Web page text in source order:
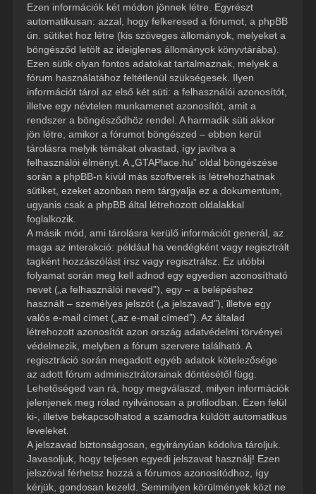
Ezen információk két módon jönnek létre. Egyrészt
automatikusan: azzal, hogy felkeresed a fórumot, a phpBB
ún. sütiket hoz létre (kis szöveges állományok, melyeket a
böngésződ letölt az ideiglenes állományok könyvtárába).
Ezen sütik olyan fontos adatokat tartalmaznak, melyek a
fórum használatához feltétlenül szükségesek. Ilyen
információt tárol az első két süti: a felhasználói azonosítót,
illetve egy névtelen munkamenet azonosítót, amit a
rendszer a böngésződhöz rendel. A harmadik süti akkor
jön létre, amikor a fórumot böngészed – ebben kerül
tárolásra melyik témákat olvastad, így javítva a
felhasználói élményt. A „GTAPlace.hu” oldal böngészése
során a phpBB-n kívül más szoftverek is létrehozhatnak
sütiket, ezeket azonban nem tárgyalja ez a dokumentum,
ugyanis csak a phpBB által létrehozott oldalakkal
foglalkozik.
A másik mód, ami tárolásra kerülő információt generál, az
maga az interakció: például ha vendégként vagy regisztrált
tagként hozzászólást írsz vagy regisztrálsz. Ez utóbbi
folyamat során meg kell adnod egy egyedien azonosítható
nevet („a felhasználói neved”), egy – a belépéshez
használt – személyes jelszót („a jelszavad”), illetve egy
valós e-mail címet („az e-mail címed”). Az általad
létrehozott azonosítót azon ország adatvédelmi törvényei
védelmezik, melyben a fórum szervere található. A
regisztráció során megadott egyéb adatok kötelezősége
az adott fórum adminisztrátorainak döntésétől függ.
Lehetőséged van rá, hogy megválaszd, milyen információk
jelenjenek meg rólad nyilvánosan a profilodban. Ezen felül
ki-, illetve bekapcsolhatod a számodra küldött automatikus
leveleket.
A jelszavad biztonságosan, egyirányúan kódolva tároljuk.
Javasoljuk, hogy teljesen egyedi jelszavat használj! Ezen
jelszóval férhetsz hozzá a fórumos azonosítódhoz, így
kérjük, gondosan kezeld. Semmilyen körülmények közt ne